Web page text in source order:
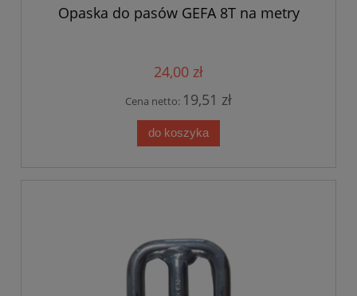
Opaska do pasów GEFA 8T na metry
24,00 zł
Cena netto: 19,51 zł
do koszyka